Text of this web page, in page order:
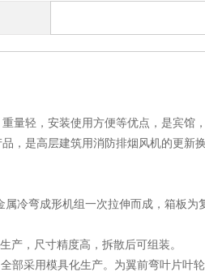
量轻，安装使用方便等优点，是宾馆，
，是高层建筑用消防排烟风机的更新
冷弯成形机组一次拉伸而成，箱板为
产，尺寸精度高，拆散后可组装。
部采用模具化生产。为翼前弯叶片叶